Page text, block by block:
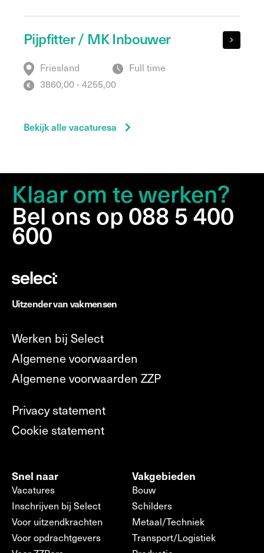
Pijpfitter / MK Inbouwer
Friesland
Full time
3860,00 - 4255,00
Bekijk alle vacaturesa
Klaar om te werken?
Bel ons op 088 5 400
600
Uitzender van vakmensen
Werken bij Select
Algemene voorwaarden
Algemene voorwaarden ZZP
Privacy statement
Cookie statement
Snel naar
Vacatures
Inschrijven bij Select
Voor uitzendkrachten
Voor opdrachtgevers
Vakgebieden
Bouw
Schilders
Metaal/Techniek
Transport/Logistiek